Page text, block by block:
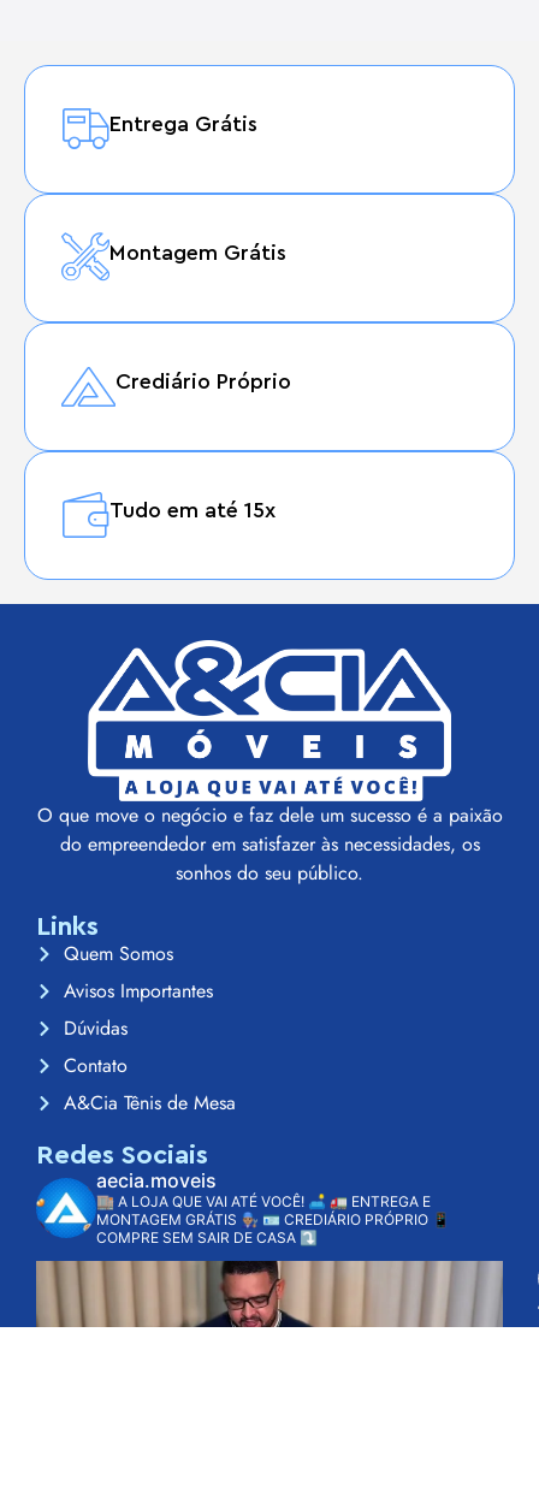
Entrega Grátis
Montagem Grátis
Crediário Próprio
Tudo em até 15x
O que move o negócio e faz dele um sucesso é a paixão
do empreendedor em satisfazer às necessidades, os
sonhos do seu público.
Links
Quem Somos
Avisos Importantes
Dúvidas
Contato
A&Cia Tênis de Mesa
Redes Sociais
aecia.moveis
🏬 A LOJA QUE VAI ATÉ VOCÊ! 🛋️ 🚛 ENTREGA E
MONTAGEM GRÁTIS 👨🏽‍🔧 🪪 CREDIÁRIO PRÓPRIO 📱
COMPRE SEM SAIR DE CASA ⤵️